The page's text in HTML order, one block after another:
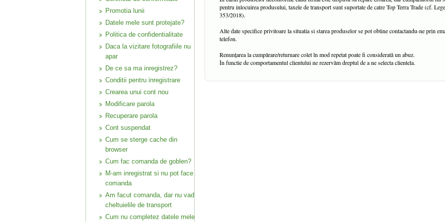
Promotia lunii
Datele mele sunt protejate?
Politica de confidentialitate
Daca la vizitare fotografiile nu
apar
De ce sa ma inregistrez?
Conditii pentru inregistrare
Crearea unui cont nou
Modificare parola
Recuperare parola
Cont suspendat
Cum se sterge cache din
browser
Cum fac comanda de goblen?
M-am inregistrat si nu pot face
comanda
Am facut comanda, dar nu vad
cheltuielile de transport
Cum nu completez datele mele
pentru inlocuirea produsului, taxele de transport sunt suportate de catre Top Terra Trade (cf.
353/2018).
Alte date specifice privitoare la situatia si starea produselor se pot obtine contactandu-ne prin
telefon.
Renunțarea la cumpărare/returnare colet în mod repetat poate fi considerată un abuz.
În functie de comportamentul clientului ne rezervăm dreptul de a ne selecta clientela.